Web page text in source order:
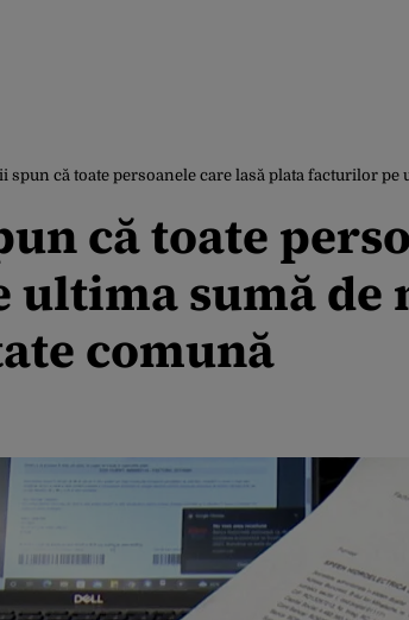
spun că toate persoanele care lasă plata facturilor
că toate
sumă de
comună